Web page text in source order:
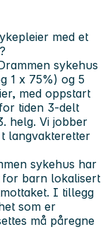
med et
sykehus
1 x 75%) og 5
med oppstart
tiden 3-delt
helg. Vi jobber
langvakteretter
sykehus har
for barn lokalisert
I tillegg
som er
må påregne